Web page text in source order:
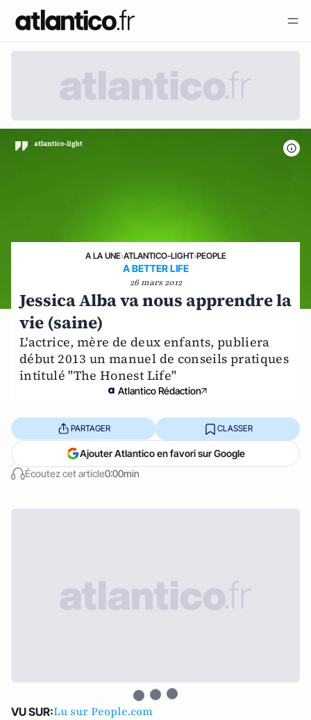
A LA UNE›ATLANTICO-LIGHT›PEOPLE
A BETTER LIFE
26 mars 2012
Jessica Alba va nous apprendre la
vie (saine)
L'actrice, mère de deux enfants, publiera
début 2013 un manuel de conseils pratiques
intitulé "The Honest Life"
Atlantico Rédaction
Écoutez cet article0:00min
PARTAGER CLASSER
Ajouter Atlantico en favori sur Google
VU SUR:Lu sur People.com